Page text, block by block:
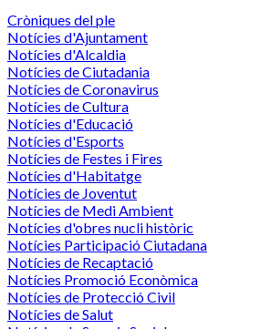
Cròniques del ple
Notícies d'Ajuntament
Notícies d'Alcaldia
Notícies de Ciutadania
Notícies de Coronavirus
Notícies de Cultura
Notícies d'Educació
Notícies d'Esports
Notícies de Festes i Fires
Notícies d'Habitatge
Notícies de Joventut
Notícies de Medi Ambient
Notícies d'obres nucli històric
Notícies Participació Ciutadana
Notícies de Recaptació
Notícies Promoció Econòmica
Notícies de Protecció Civil
Notícies de Salut